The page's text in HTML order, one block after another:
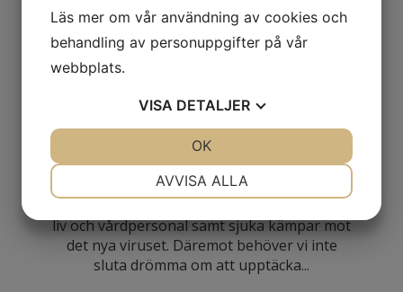
SVERIGE
Friluftsliv i Göteborg – Din
guide, med eller utan
restriktioner för coronavirus
Vi har restriktioner med social distansering
och ska undvika folksamlingar. Vi ska inte
liv och vårdpersonal samt sjuka kämpar mot
det nya viruset. Däremot behöver vi inte
sluta drömma om att upptäcka...
Läs mer om vår användning av cookies och
behandling av personuppgifter på vår
webbplats.
VISA DETALJER
MARKNADSFÖRING STATISTIK
AVVISA ALLA
OK